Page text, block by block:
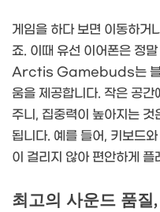
게임을 하다 보면 이동하거
죠. 이때 유선 이어폰은 정
Arctis Gamebuds는 블
움을 제공합니다. 작은 공간
주니, 집중력이 높아지는
됩니다. 예를 들어, 키보드
이 걸리지 않아 편안하게 플
최고의 사운드 품질